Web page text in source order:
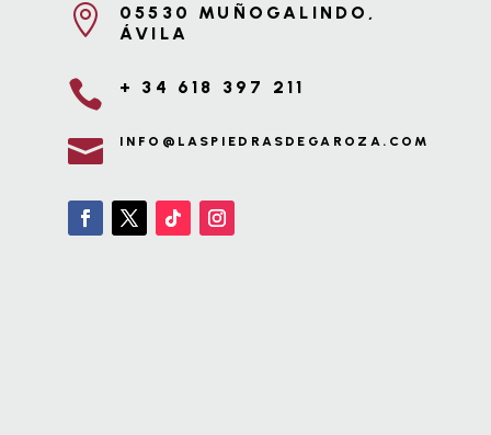

05530 MUÑOGALINDO,
ÁVILA
 + 34 618 397 211
 INFO@LASPIEDRASDEGAROZA.COM